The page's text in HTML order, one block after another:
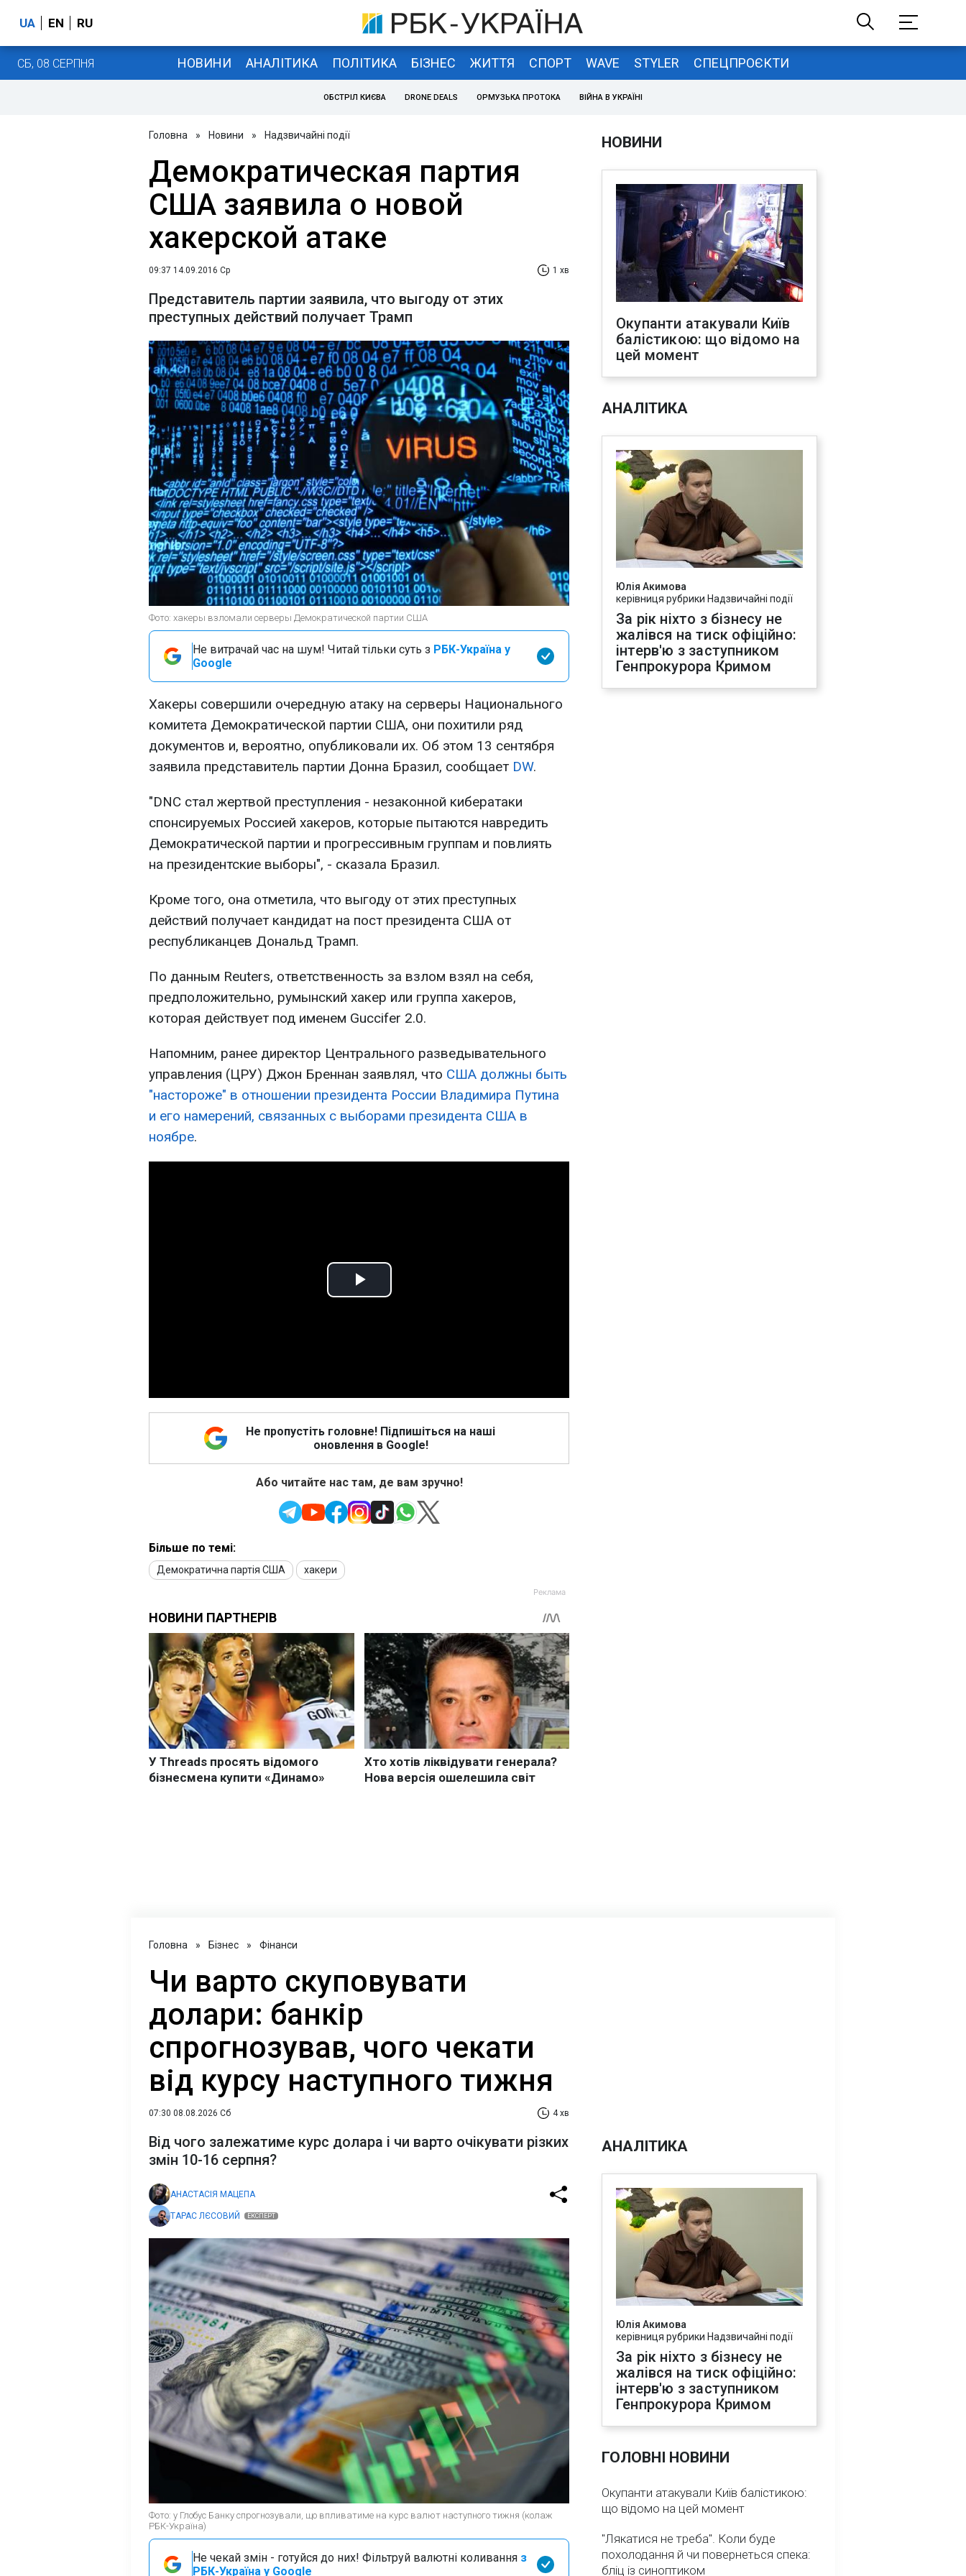
UA EN RU
СБ, 08 СЕРПНЯ НОВИНИ АНАЛІТИКА ПОЛІТИКА БІЗНЕС ЖИТТЯ СПОРТ WAVE STYLER СПЕЦПРОЄКТИ
ОБСТРІЛ КИЄВА DRONE DEALS ОРМУЗЬКА ПРОТОКА ВІЙНА В УКРАЇНІ
Головна » Новини » Надзвичайні події
Демократическая партия
США заявила о новой
хакерской атаке
09:37 14.09.2016 Ср 1 хв
Представитель партии заявила, что выгоду от этих
преступных действий получает Трамп
Фото: хакеры взломали серверы Демократической партии США
Не витрачай час на шум! Читай тільки суть з РБК-Україна у
Google
Хакеры совершили очередную атаку на серверы Национального
комитета Демократической партии США, они похитили ряд
документов и, вероятно, опубликовали их. Об этом 13 сентября
заявила представитель партии Донна Бразил, сообщает DW.
"DNC стал жертвой преступления - незаконной кибератаки
спонсируемых Россией хакеров, которые пытаются навредить
Демократической партии и прогрессивным группам и повлиять
на президентские выборы", - сказала Бразил.
Кроме того, она отметила, что выгоду от этих преступных
действий получает кандидат на пост президента США от
республиканцев Дональд Трамп.
По данным Reuters, ответственность за взлом взял на себя,
предположительно, румынский хакер или группа хакеров,
которая действует под именем Guccifer 2.0.
Напомним, ранее директор Центрального разведывательного
управления (ЦРУ) Джон Бреннан заявлял, что США должны быть
"настороже" в отношении президента России Владимира Путина
и его намерений, связанных с выборами президента США в
ноябре.
Play
Не пропустіть головне! Підпишіться на наші
оновлення в Google!
Або читайте нас там, де вам зручно!
Більше по темі:
Демократична партія США хакери
НОВИНИ
Окупанти атакували Київ
балістикою: що відомо на
цей момент
АНАЛІТИКА
Юлія Акимова
керівниця рубрики Надзвичайні події
За рік ніхто з бізнесу не
жалівся на тиск офіційно:
інтерв'ю з заступником
Генпрокурора Кримом
Головна » Бізнес » Фінанси
Чи варто скуповувати
долари: банкір
спрогнозував, чого чекати
від курсу наступного тижня
07:30 08.08.2026 Сб 4 хв
Від чого залежатиме курс долара і чи варто очікувати різких
змін 10-16 серпня?
АНАСТАСІЯ МАЦЕПА
ТАРАС ЛЄСОВИЙ ЕКСПЕРТ
Фото: у Глобус Банку спрогнозували, що впливатиме на курс валют наступного тижня (колаж
РБК-Україна)
Не чекай змін - готуйся до них! Фільтруй валютні коливання з
РБК-Україна у Google
АНАЛІТИКА
Юлія Акимова
керівниця рубрики Надзвичайні події
За рік ніхто з бізнесу не
жалівся на тиск офіційно:
інтерв'ю з заступником
Генпрокурора Кримом
ГОЛОВНІ НОВИНИ
Окупанти атакували Київ балістикою:
що відомо на цей момент
"Лякатися не треба". Коли буде
похолодання й чи повернеться спека:
бліц із синоптиком